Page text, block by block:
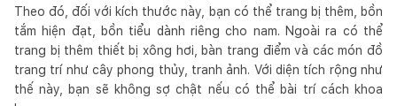
Theo đó, đối với kích thước này, bạn có thể trang bị thêm, bồn
tắm hiện đạt, bồn tiểu dành riêng cho nam. Ngoài ra có thể
trang bị thêm thiết bị xông hơi, bàn trang điểm và các món đồ
trang trí như cây phong thủy, tranh ảnh. Với diện tích rộng như
thế này, bạn sẽ không sợ chật nếu có thể bài trí cách khoa